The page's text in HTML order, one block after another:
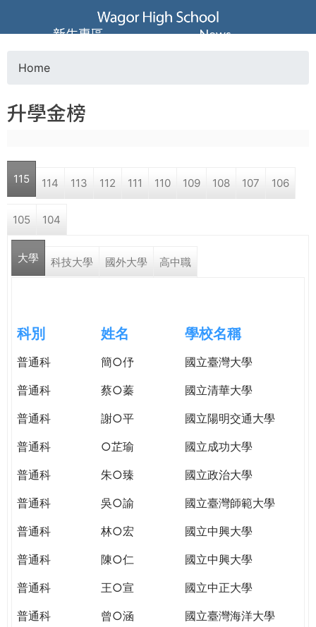
Jump to navigation
葳
格
高
中
學
格。
民。
TODAY
o
u
a
r
e
e
r
e
Home
升學金榜
115 114 113 112 111 110 109 108 107 106
105 104
大學 科技大學 國外大學 高中職
科別 姓名 學校名稱
普通科 簡○伃
國立臺灣大學
普通科
蔡○蓁
國立清華大學
普通科
謝○平
國立陽明交通大學
普通科
○芷瑜
國立成功大學
普通科
朱○臻
國立政治大學
普通科
吳○諭
國立臺灣師範大學
普通科
林○宏
國立中興大學
普通科
陳○仁
國立中興大學
普通科
王○宣
國立中正大學
普通科
曾○涵
國立臺灣海洋大學
新生專區 News